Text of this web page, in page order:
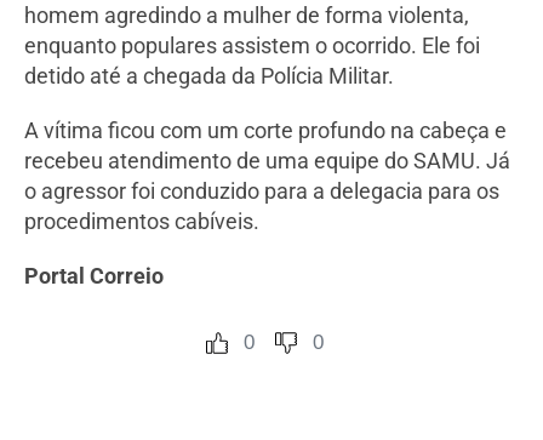
homem agredindo a mulher de forma violenta,
enquanto populares assistem o ocorrido. Ele foi
detido até a chegada da Polícia Militar.
A vítima ficou com um corte profundo na cabeça e
recebeu atendimento de uma equipe do SAMU. Já
o agressor foi conduzido para a delegacia para os
procedimentos cabíveis.
Portal Correio
0 0